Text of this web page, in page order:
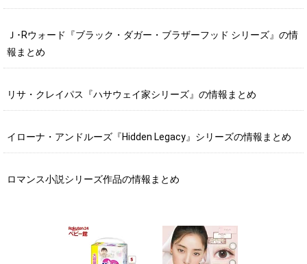
Ｊ･Rウォード『ブラック・ダガー・ブラザーフッド シリーズ』の情
報まとめ
リサ・クレイパス『ハサウェイ家シリーズ』の情報まとめ
イローナ・アンドルーズ『Hidden Legacy』シリーズの情報まとめ
ロマンス小説シリーズ作品の情報まとめ